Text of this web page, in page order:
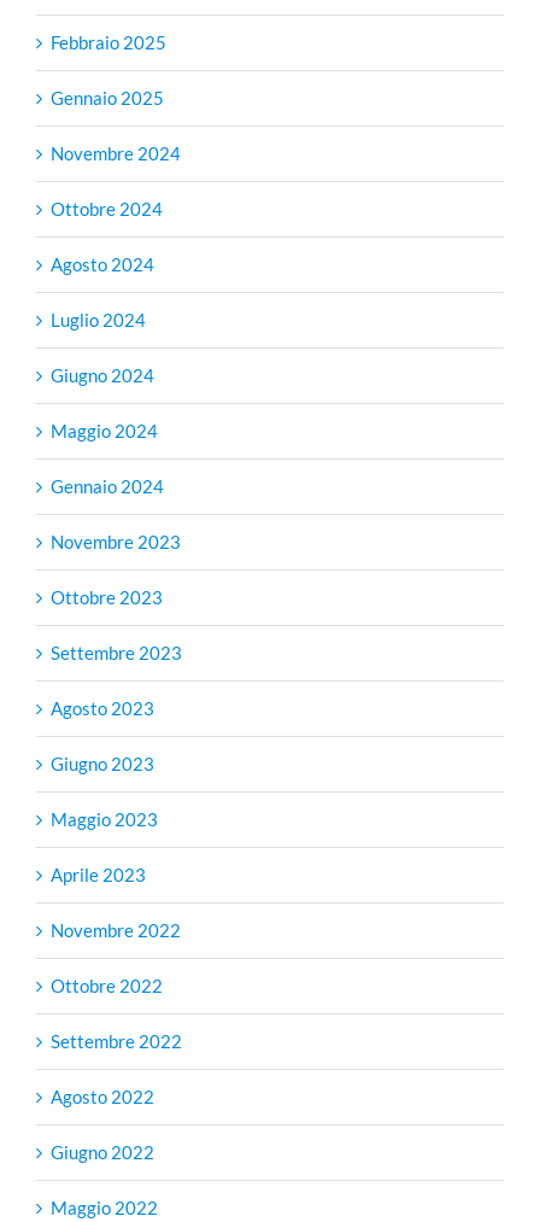
Febbraio 2025
Gennaio 2025
Novembre 2024
Ottobre 2024
Agosto 2024
Luglio 2024
Giugno 2024
Maggio 2024
Gennaio 2024
Novembre 2023
Ottobre 2023
Settembre 2023
Agosto 2023
Giugno 2023
Maggio 2023
Aprile 2023
Novembre 2022
Ottobre 2022
Settembre 2022
Agosto 2022
Giugno 2022
Maggio 2022